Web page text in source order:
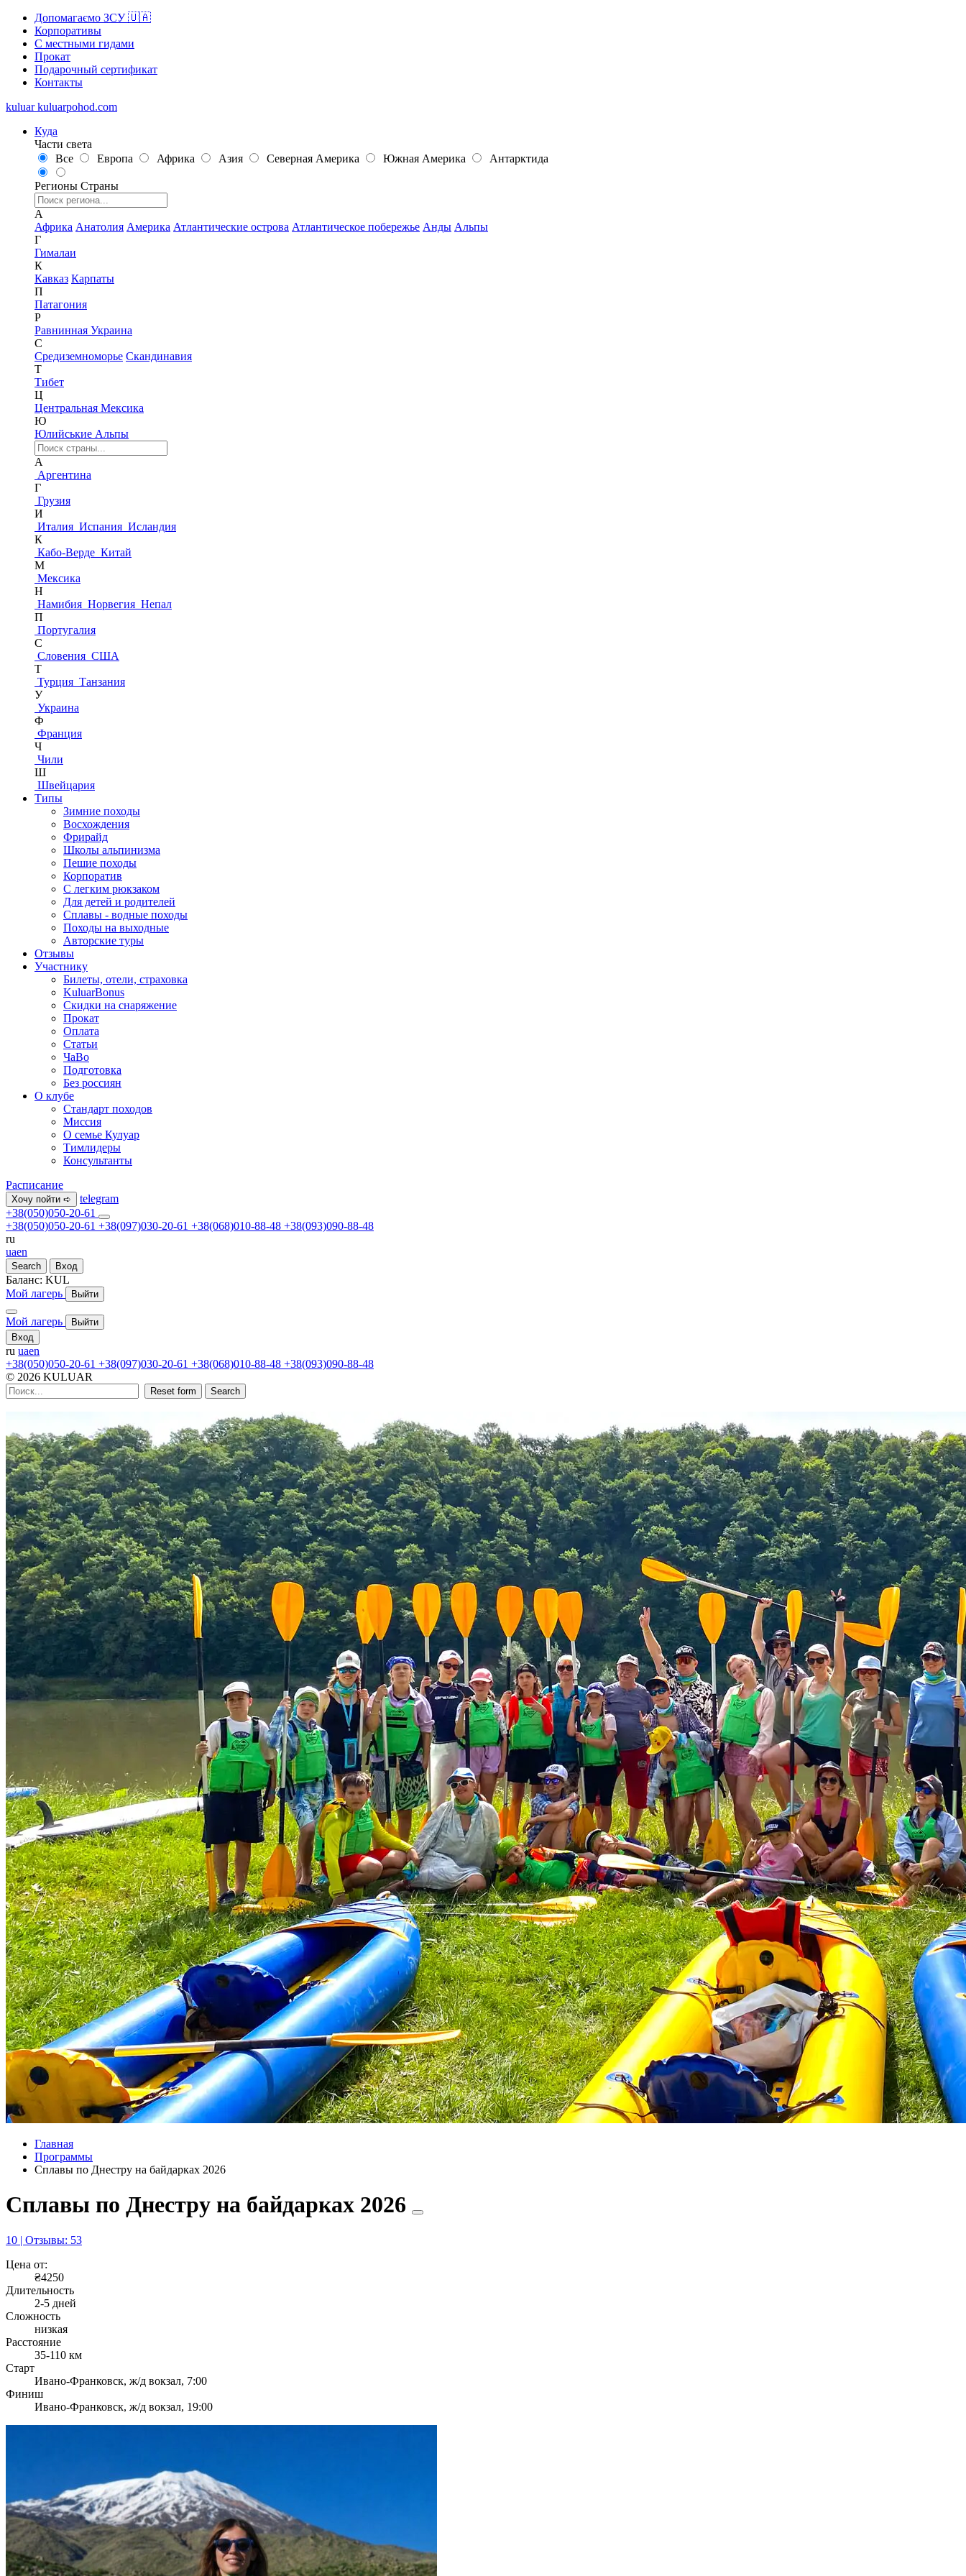
Допомагаємо ЗСУ 🇺🇦
Корпоративы
С местными гидами
Прокат
Подарочный сертификат
Контакты
kuluar kuluarpohod.com
Куда
Части света
Все
Европа Африка Азия Северная Америка Южная Америка Антарктида
Регионы Страны
А
Африка Анатолия Америка Атлантические острова Атлантическое побережье Анды Альпы
Г
Гималаи
К
Кавказ Карпаты
П
Патагония
Р
Равнинная Украина
С
Средиземноморье Скандинавия
Т
Тибет
Ц
Центральная Мексика
Ю
Юлийськие Альпы
А
Аргентина
Г
Грузия
И
Италия Испания Исландия
К
Кабо-Верде Китай
М
Мексика
Н
Намибия Норвегия Непал
П
Португалия
С
Словения США
Т
Турция Танзания
У
Украина
Ф
Франция
Ч
Чили
Ш
Швейцария
Типы
Зимние походы
Восхождения
Фрирайд
Школы альпинизма
Пешие походы
Корпоратив
С легким рюкзаком
Для детей и родителей
Сплавы - водные походы
Походы на выходные
Авторские туры
Отзывы
Участнику
Билеты, отели, страховка
KuluarBonus
Скидки на снаряжение
Прокат
Оплата
Статьи
ЧаВо
Подготовка
Без россиян
О клубе
Стандарт походов
Миссия
О семье Кулуар
Тимлидеры
Консультанты
Расписание
Хочу пойти ➪
telegram
+38(050)050-20-61
+38(050)050-20-61 +38(097)030-20-61 +38(068)010-88-48 +38(093)090-88-48
ru
uaen
Search Вход
Баланс: KUL
Мой лагерь
Выйти
Мой лагерь
Выйти
Вход
ru uaen
+38(050)050-20-61 +38(097)030-20-61 +38(068)010-88-48 +38(093)090-88-48
© 2026 KULUAR
Reset form Search
Главная
Программы
Сплавы по Днестру на байдарках 2026
Сплавы по Днестру на байдарках 2026
10 | Отзывы: 53
Цена от:
₴4250
Длительность
2-5 дней
Сложность
низкая
Расстояние
35-110 км
Старт
Ивано-Франковск, ж/д вокзал, 7:00
Финиш
Ивано-Франковск, ж/д вокзал, 19:00